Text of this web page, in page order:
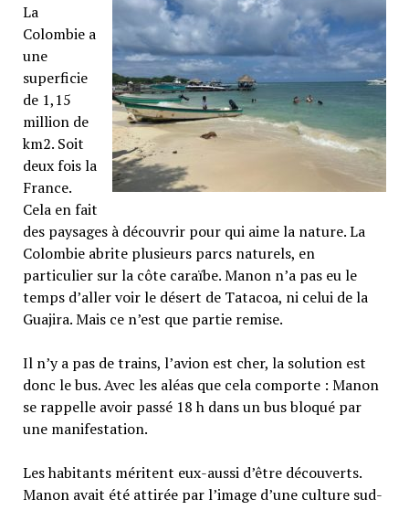
La
Colombie a
une
superficie
de 1,15
million de
km2. Soit
deux fois la
France.
Cela en fait
des paysages à découvrir pour qui aime la nature. La
Colombie abrite plusieurs parcs naturels, en
particulier sur la côte caraïbe. Manon n’a pas eu le
temps d’aller voir le désert de Tatacoa, ni celui de la
Guajira. Mais ce n’est que partie remise.
Il n’y a pas de trains, l’avion est cher, la solution est
donc le bus. Avec les aléas que cela comporte : Manon
se rappelle avoir passé 18 h dans un bus bloqué par
une manifestation.
Les habitants méritent eux-aussi d’être découverts.
Manon avait été attirée par l’image d’une culture sud-